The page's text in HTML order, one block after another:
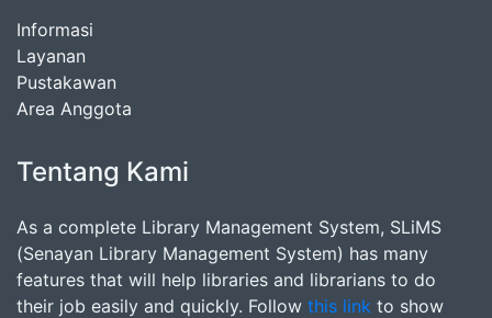
Informasi
Layanan
Pustakawan
Area Anggota
Tentang Kami
As a complete Library Management System, SLiMS
(Senayan Library Management System) has many
features that will help libraries and librarians to do
their job easily and quickly. Follow this link to show